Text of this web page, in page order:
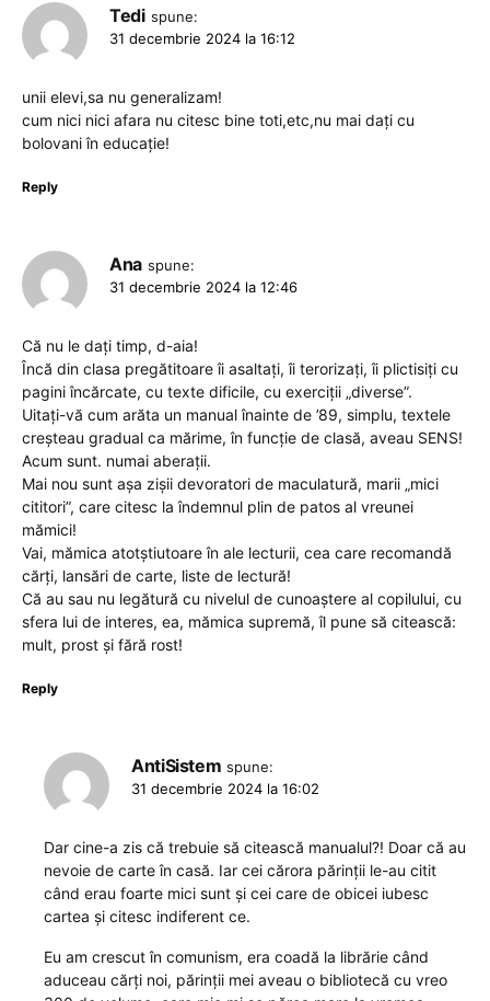
Tedi spune:
31 decembrie 2024 la 16:12
unii elevi,sa nu generalizam!
cum nici nici afara nu citesc bine toti,etc,nu mai dați cu
bolovani în educație!
Reply
Ana spune:
31 decembrie 2024 la 12:46
Că nu le dați timp, d-aia!
Încă din clasa pregătitoare îi asaltați, îi terorizați, îi plictisiți cu
pagini încărcate, cu texte dificile, cu exerciții „diverse”.
Uitați-vă cum arăta un manual înainte de ’89, simplu, textele
creșteau gradual ca mărime, în funcție de clasă, aveau SENS!
Acum sunt. numai aberații.
Mai nou sunt așa zișii devoratori de maculatură, marii „mici
cititori”, care citesc la îndemnul plin de patos al vreunei
mămici!
Vai, mămica atotștiutoare în ale lecturii, cea care recomandă
cărți, lansări de carte, liste de lectură!
Că au sau nu legătură cu nivelul de cunoaștere al copilului, cu
sfera lui de interes, ea, mămica supremă, îl pune să citească:
mult, prost și fără rost!
Reply
AntiSistem spune:
31 decembrie 2024 la 16:02
Dar cine-a zis că trebuie să citească manualul?! Doar că au
nevoie de carte în casă. Iar cei cărora părinții le-au citit
când erau foarte mici sunt și cei care de obicei iubesc
cartea și citesc indiferent ce.
Eu am crescut în comunism, era coadă la librărie când
aduceau cărți noi, părinții mei aveau o bibliotecă cu vreo